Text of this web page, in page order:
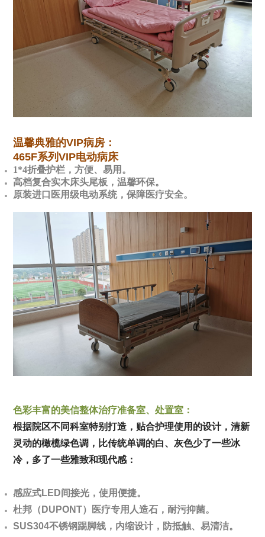
温馨典雅的VIP病房：
465F系列VIP电动病床
1*4折叠护栏，方便、易用。
高档复合实木床头尾板，温馨环保。
原装进口医用级电动系统，保障医疗安全。
色彩丰富的美信整体治疗准备室、处置室：
根据院区不同科室特别打造，贴合护理使用的设计，清新
灵动的橄榄绿色调，比传统单调的白、灰色少了一些冰
冷，多了一些雅致和现代感：
感应式LED间接光，使用便捷。
杜邦（DUPONT）医疗专用人造石，耐污抑菌。
SUS304不锈钢踢脚线，内缩设计，防抵触、易清洁。